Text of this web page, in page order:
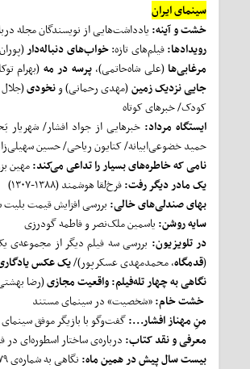
سینمای ایران
خشت و آینه: یادداشت‌هایی از نویسندگان مجله
رویدادها:فیلم‌های تازه:خواب‌های دنباله‌دار
مرغابی‌ها(علی شاه‌حاتمی)،پرسه در مه (بهرام
جایی نزدیک زمین(مهدی رحمانی) ونخودی
کودک/ خبرهای کوتاه
ایستگاه مرداد: خبرهایی از جواد افشار/ شهریار
حمید خضوعی‌ابیانه/ کتایون ریاحی/ حسین
نامی که خاطره‌های بسیار را تداعی می‌کند:مهین بزرگی
یک مادر دیگر رفت:فرخ‌لقا هوشمند (۱۳۸۸-۱۳۰۷)
بهای صندلی‌های خالی: بررسی افزایش قیمت بلیت
سایه روشن: یاسمین ملک‌نصر و فاطمه گودرزی
در تلویزیون: بررسی سه فیلم دیگر از مجموعه‌ی
(قدمگاه، محمدمهدی عسکرپور)/یک عکس
نگاهی به چهار تله‌فیلم:واقعیت مجازی(رضا
خشت خام:«شخصیت» در سینمای مستند
منِ مهناز افشار...:گفت‌وگو با بازیگر موفق
معرفی و نقد کتاب: درباره‌ی ساختار اسطوره‌ای
بیست سال پیش در همین ماه: نگاهی به شماره‌ی ۷۹ ماهنامه‌ی «فیلم» (مرداد ۱۳۶۸)